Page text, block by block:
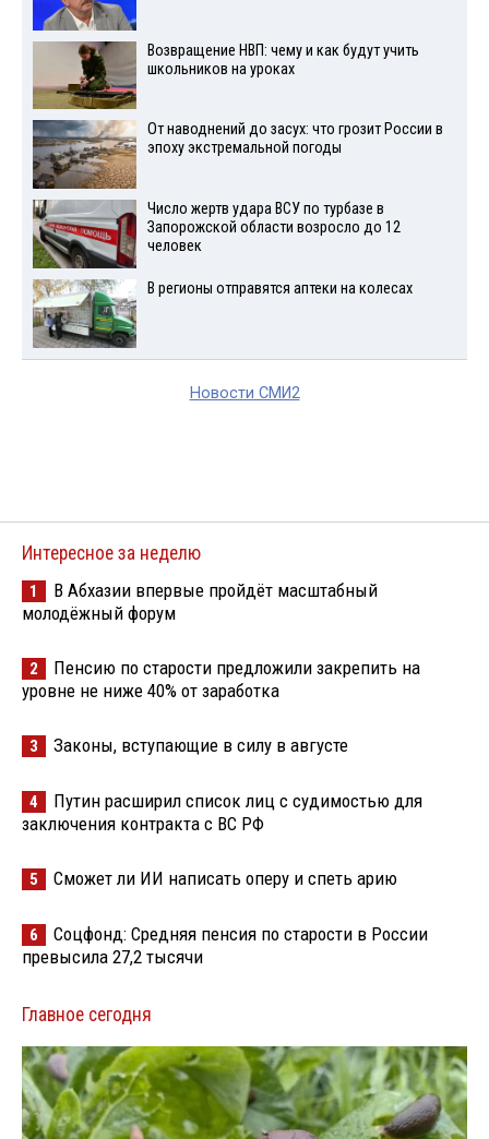
Возвращение НВП: чему и как будут учить
школьников на уроках
От наводнений до засух: что грозит России в
эпоху экстремальной погоды
Число жертв удара ВСУ по турбазе в
Запорожской области возросло до 12
человек
В регионы отправятся аптеки на колесах
Новости СМИ2
Интересное за неделю
1
В Абхазии впервые пройдёт масштабный
молодёжный форум
2
Пенсию по старости предложили закрепить на
уровне не ниже 40% от заработка
3 Законы, вступающие в силу в августе
4
Путин расширил список лиц с судимостью для
заключения контракта с ВС РФ
5 Сможет ли ИИ написать оперу и спеть арию
6
Соцфонд: Средняя пенсия по старости в России
превысила 27,2 тысячи
Главное сегодня